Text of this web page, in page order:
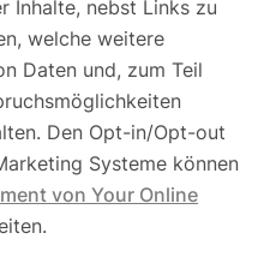
Inhalte, nebst Links zu
welche weitere
Daten und, zum Teil
Den Opt-in/Opt-out
Systeme können
von Your Online